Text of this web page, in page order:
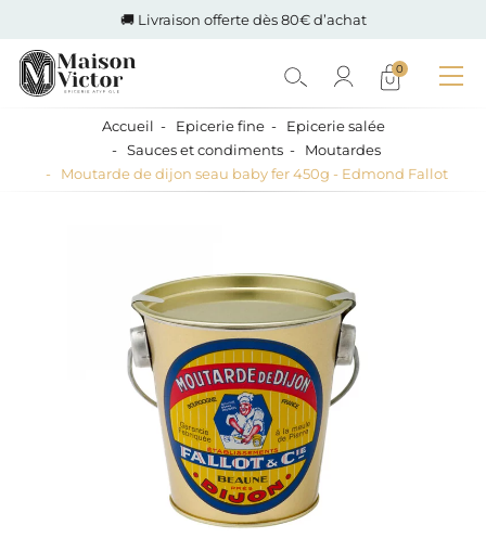
🚚 Livraison offerte dès 80€ d’achat
0
Accueil Epicerie fine
Epicerie salée
Sauces et condiments
Moutardes
Moutarde de dijon seau baby fer 450g - Edmond Fallot